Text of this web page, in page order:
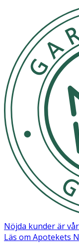
mjölksyrabakterier
acidophilus, B.
zinkpikolinat.
Nöjda kunder är
Läs om Apotekets